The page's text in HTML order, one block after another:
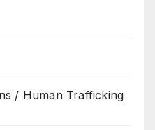
/ Human Trafficking